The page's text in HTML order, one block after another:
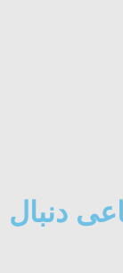
دنبال